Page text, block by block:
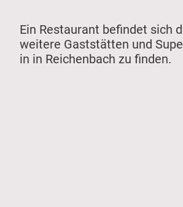
Ein Restaurant befindet sich
weitere Gaststätten und
in in Reichenbach zu finden.